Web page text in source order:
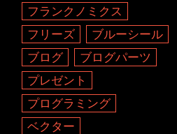
フランクノミクス
フリーズ
ブルーシール
ブログ
ブログパーツ
プレゼント
プログラミング
ベクター